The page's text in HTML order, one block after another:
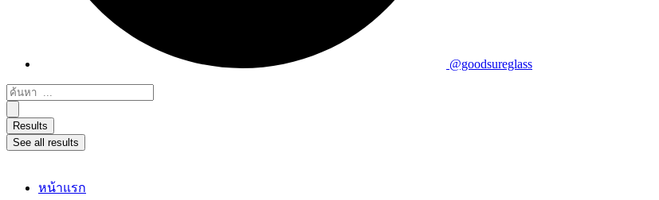
@goodsureglass
Search
...
Results
See all results
หน้าแรก